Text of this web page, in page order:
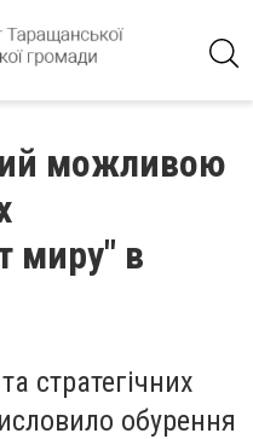
можливою
миру" в
стратегічних
обурення